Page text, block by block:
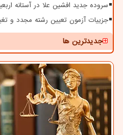
سروده جدید افشین علا در آستانه
جزییات آزمون تعیین رشته مجدد و
جدیدترین ها